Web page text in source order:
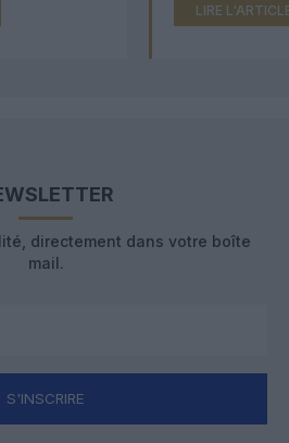
LIRE
directement dans votre boîte
mail.
S'INSCRIRE